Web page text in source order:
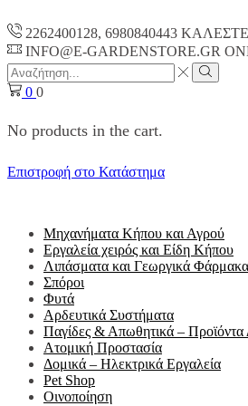
2262400128, 6980840443
INFO@E-GARDENSTORE.GR
Search
input
Search
0 0
No products in the cart.
Επιστροφή στο Κατάστημα
Μηχανήματα Κήπου και Αγρού
Εργαλεία χειρός και Είδη Κήπου
Λιπάσματα και Γεωργικά Φάρμακα
Σπόροι
Φυτά
Αρδευτικά Συστήματα
Παγίδες & Απωθητικά – Προϊόντα
Ατομική Προστασία
Δομικά – Ηλεκτρικά Εργαλεία
Pet Shop
Οινοποίηση